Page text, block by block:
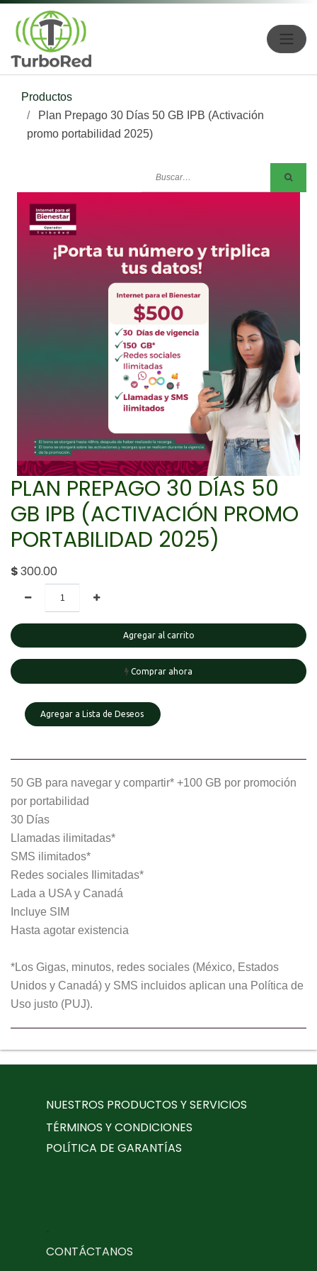
Productos
Plan Prepago 30 Días 50 GB IPB (Activación
promo portabilidad 2025)
PLAN PREPAGO 30 DÍAS 50
GB IPB (ACTIVACIÓN PROMO
PORTABILIDAD 2025)
$300.00
Agregar al carrito
Comprar ahora
Agregar a Lista de Deseos
50 GB para navegar y compartir* +100 GB por promoción
por portabilidad
30 Días
Llamadas ilimitadas*
SMS ilimitados*
Redes sociales Ilimitadas*
Lada a USA y Canadá
Incluye SIM
Hasta agotar existencia
*Los Gigas, minutos, redes sociales (México, Estados
Unidos y Canadá) y SMS incluidos aplican una Política de
Uso justo (PUJ).
NUESTROS PRODUCTOS Y SERVICIOS
TÉRMINOS Y CONDICIONES
POLÍTICA DE GARANTÍAS
CONTÁCTANOS